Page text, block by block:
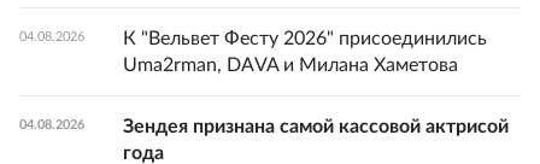
04.08.2026
К "Вельвет Фесту 2026" присоединились
Uma2rman, DAVA и Милана Хаметова
04.08.2026
Зендея признана самой кассовой актрисой
года